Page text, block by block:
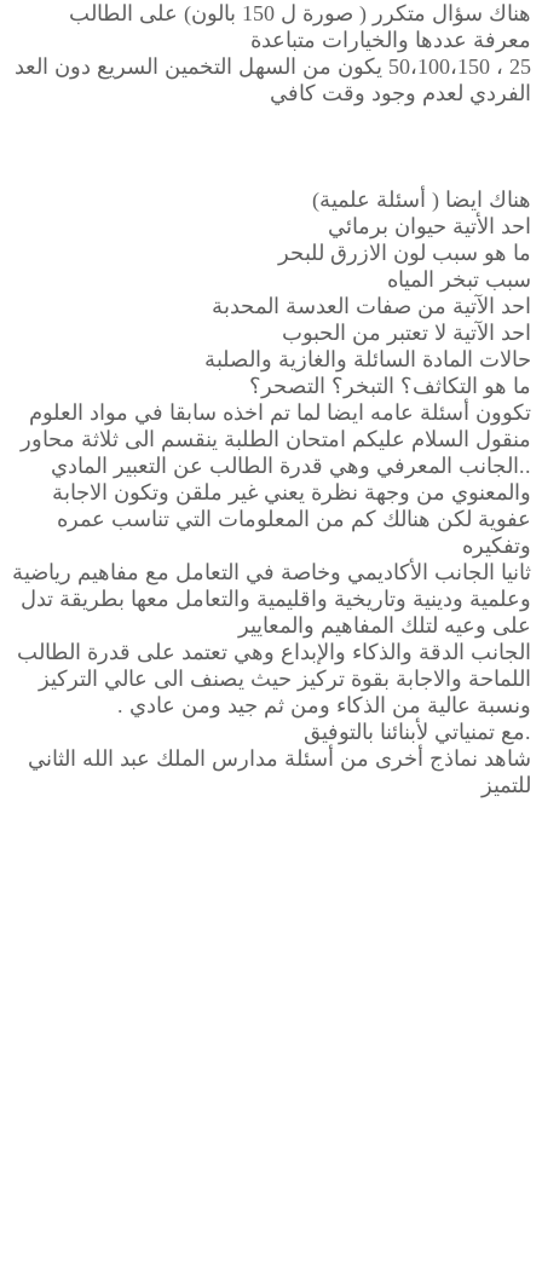
هناك سؤال متكرر ( صورة ل 150 بالون) على الطالب
معرفة عددها والخيارات متباعدة
25 ، 50،100،150 يكون من السهل التخمين السريع دون العد
الفردي لعدم وجود وقت كافي
هناك ايضا ( أسئلة علمية)
احد الأتية حيوان برمائي
ما هو سبب لون الازرق للبحر
سبب تبخر المياه
احد الآتية من صفات العدسة المحدبة
احد الآتية لا تعتبر من الحبوب
حالات المادة السائلة والغازية والصلبة
ما هو التكاثف؟ التبخر؟ التصحر؟
تكوون أسئلة عامه ايضا لما تم اخذه سابقا في مواد العلوم
منقول السلام عليكم امتحان الطلبة ينقسم الى ثلاثة محاور
..الجانب المعرفي وهي قدرة الطالب عن التعبير المادي
والمعنوي من وجهة نظرة يعني غير ملقن وتكون الاجابة
عفوية لكن هنالك كم من المعلومات التي تناسب عمره
وتفكيره
ثانيا الجانب الأكاديمي وخاصة في التعامل مع مفاهيم رياضية
وعلمية ودينية وتاريخية واقليمية والتعامل معها بطريقة تدل
على وعيه لتلك المفاهيم والمعايير
الجانب الدقة والذكاء والإبداع وهي تعتمد على قدرة الطالب
اللماحة والاجابة بقوة تركيز حيث يصنف الى عالي التركيز
ونسبة عالية من الذكاء ومن ثم جيد ومن عادي .
.مع تمنياتي لأبنائنا بالتوفيق
شاهد نماذج أخرى من أسئلة مدارس الملك عبد الله الثاني
للتميز